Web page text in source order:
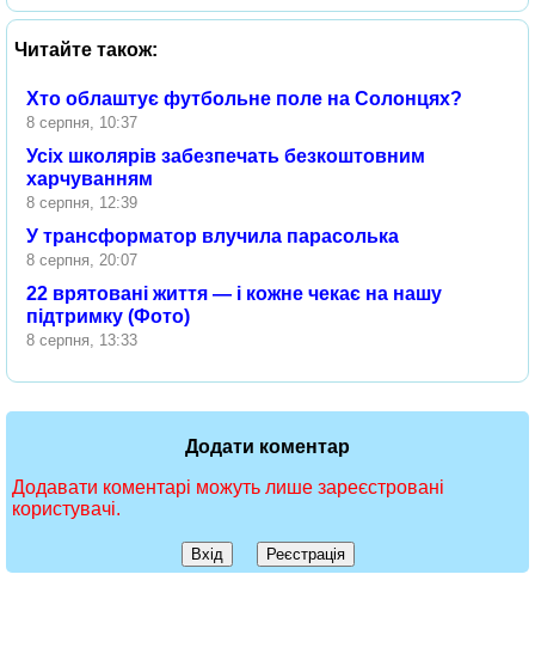
Читайте також:
Хто облаштує футбольне поле на Солонцях?
8 серпня, 10:37
Усіх школярів забезпечать безкоштовним
харчуванням
8 серпня, 12:39
У трансформатор влучила парасолька
8 серпня, 20:07
22 врятовані життя — і кожне чекає на нашу
підтримку (Фото)
8 серпня, 13:33
Додати коментар
Додавати коментарі можуть лише зареєстровані
користувачі.
Вхід Реєстрація